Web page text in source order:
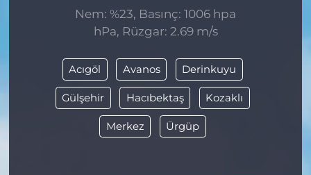
Nem: %23, Basınç: 1006 hpa
hPa, Rüzgar: 2.69 m/s
Acıgöl Avanos Derinkuyu
Gülşehir Hacıbektaş Kozaklı
Merkez Ürgüp